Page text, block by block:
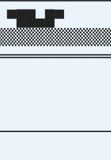
▀██▄█▀